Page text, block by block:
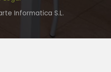
Informatica S.L.